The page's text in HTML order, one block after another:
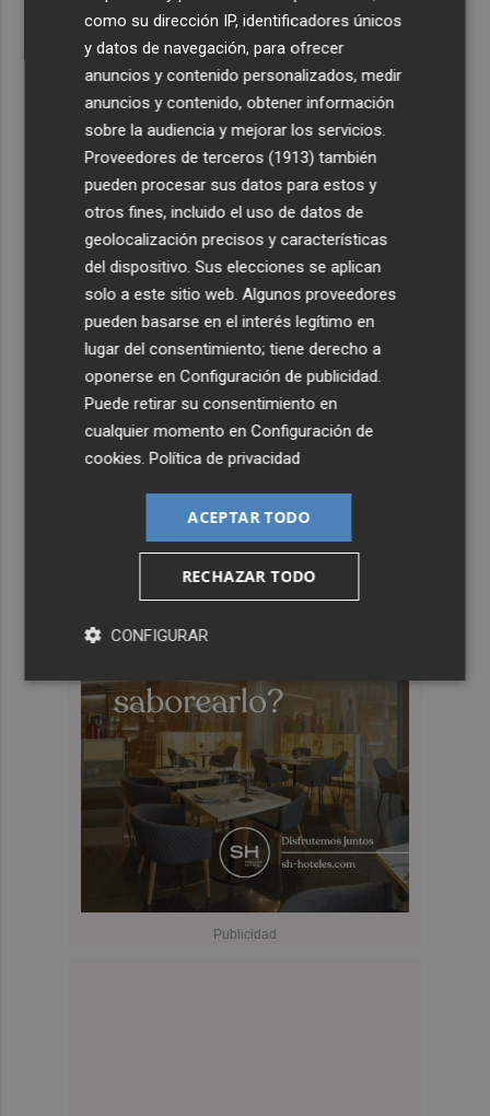
como su dirección IP, identificadores únicos
y datos de navegación, para ofrecer
anuncios y contenido personalizados, medir
anuncios y contenido, obtener información
sobre la audiencia y mejorar los servicios.
Proveedores de terceros (1913) también
pueden procesar sus datos para estos y
otros fines, incluido el uso de datos de
geolocalización precisos y características
del dispositivo. Sus elecciones se aplican
solo a este sitio web. Algunos proveedores
pueden basarse en el interés legítimo en
lugar del consentimiento; tiene derecho a
oponerse enConfiguración de publicidad.
Puede retirar su consentimiento en
cualquier momento enConfiguración de
cookies.Política de privacidad
ACEPTAR TODO
RECHAZAR TODO
CONFIGURAR